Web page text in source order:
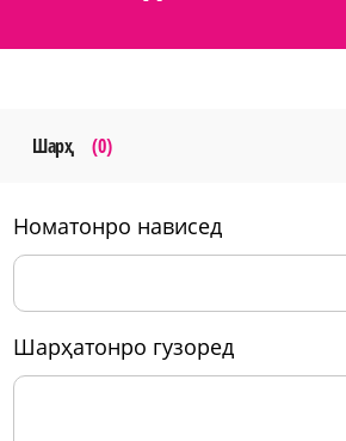
Шарҳ (0)
номатонро нависед
шарҳатонро гузоред